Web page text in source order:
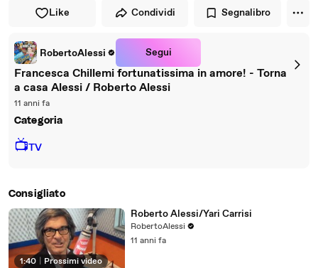
Like Condividi Segnalibro
RobertoAlessi Segui
Francesca Chillemi fortunatissima in amore! - Torna
a casa Alessi / Roberto Alessi
11 anni fa
Categoria
📺TV
Consigliato
1:40 Prossimi video
Roberto Alessi/Yari Carrisi
RobertoAlessi
11 anni fa